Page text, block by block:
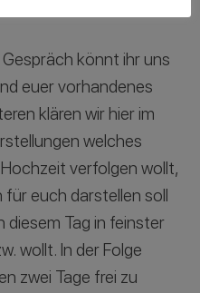
könnt ihr uns
euer vorhandenes
klären wir hier im
welches
verfolgen wollt,
für euch darstellen soll
diesem Tag in feinster
wollt. In der Folge
zwei Tage frei zu